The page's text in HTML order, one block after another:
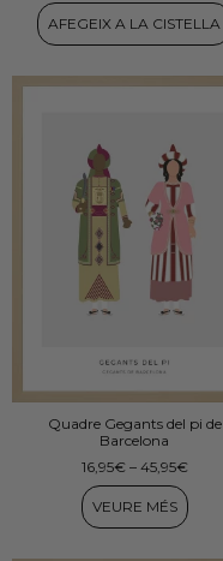
AFEGEIX A LA CISTELLA
Quadre Gegants del pi de
Barcelona
16,95€ – 45,95€
VEURE MÉS